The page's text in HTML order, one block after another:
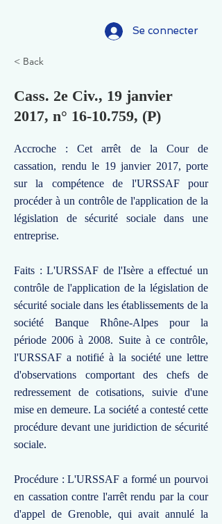
Se connecter
< Back
Cass. 2e Civ., 19 janvier
2017, n° 16-10.759, (P)
Accroche : Cet arrêt de la Cour de
cassation, rendu le 19 janvier 2017, porte
sur la compétence de l'URSSAF pour
procéder à un contrôle de l'application de la
législation de sécurité sociale dans une
entreprise.
Faits : L'URSSAF de l'Isère a effectué un
contrôle de l'application de la législation de
sécurité sociale dans les établissements de la
société Banque Rhône-Alpes pour la
période 2006 à 2008. Suite à ce contrôle,
l'URSSAF a notifié à la société une lettre
d'observations comportant des chefs de
redressement de cotisations, suivie d'une
mise en demeure. La société a contesté cette
procédure devant une juridiction de sécurité
sociale.
Procédure : L'URSSAF a formé un pourvoi
en cassation contre l'arrêt rendu par la cour
d'appel de Grenoble, qui avait annulé la